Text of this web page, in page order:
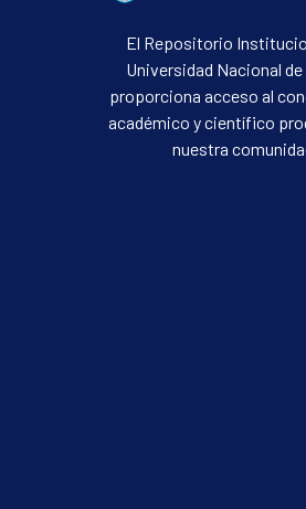
El Repositorio
Universidad Nacional de
proporciona acceso al
académico y científico
nuestra